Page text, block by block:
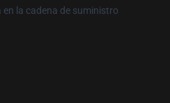
en la cadena de suministro